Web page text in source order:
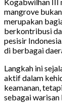
mangrove
merupakan
berkontribusi
pesisir
di berbagai
Langkah ini
aktif dalam
keamanan,
sebagai warisan